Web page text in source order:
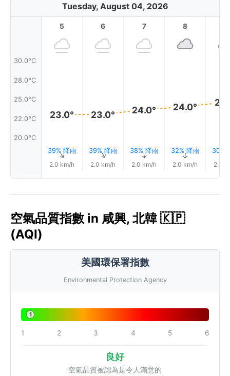
Tuesday, August 04, 2026
30.0°C
28.0°C
25.0°C
22.0°C
20.0°C
5
23.0°
39% 降雨
↑
2.0 km/h
6
23.0°
39% 降雨
↑
2.0 km/h
7
24.0°
38% 降雨
↑
2.0 km/h
8
24.0°
32% 降雨
↑
2.0 km/h
30%
2.0
空氣品質指數 in 咸興, 北韓 🇰🇵
(AQI)
美國環保署指數
Environmental Protection Agency
1
1 2 3 4 5 6
良好
空氣品質被認為是令人滿意的